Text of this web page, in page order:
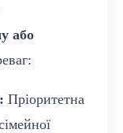
або
Пріоритетна